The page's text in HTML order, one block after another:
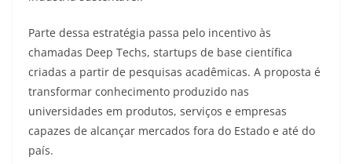
Parte dessa estratégia passa pelo incentivo às
chamadas Deep Techs, startups de base científica
criadas a partir de pesquisas acadêmicas. A proposta é
transformar conhecimento produzido nas
universidades em produtos, serviços e empresas
capazes de alcançar mercados fora do Estado e até do
país.